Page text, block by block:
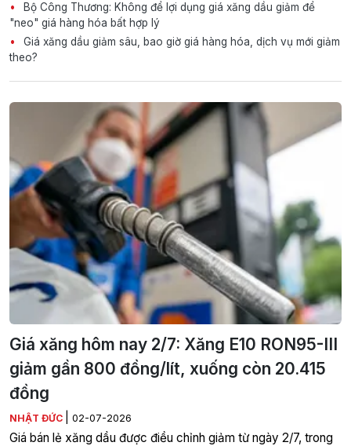
Bộ Công Thương: Không để lợi dụng giá xăng dầu giảm để
"neo" giá hàng hóa bất hợp lý
Giá xăng dầu giảm sâu, bao giờ giá hàng hóa, dịch vụ mới giảm
theo?
Giá xăng hôm nay 2/7: Xăng E10 RON95-III
giảm gần 800 đồng/lít, xuống còn 20.415
đồng
NHẬT ĐỨC 02-07-2026
Giá bán lẻ xăng dầu được điều chỉnh giảm từ ngày 2/7, trong